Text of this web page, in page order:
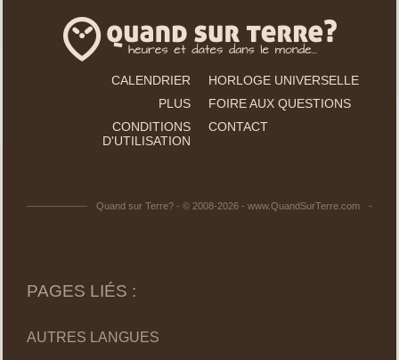
CALENDRIER
HORLOGE UNIVERSELLE
PLUS
FOIRE AUX QUESTIONS
CONDITIONS
D'UTILISATION
CONTACT
Quand sur Terre? - © 2008-2026 - www.QuandSurTerre.com
PAGES LIÉS :
AUTRES LANGUES